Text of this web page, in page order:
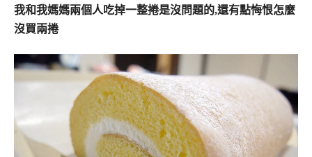
我和我媽媽兩個人吃掉一整捲是沒問題的,還有點悔恨怎麼
沒買兩捲